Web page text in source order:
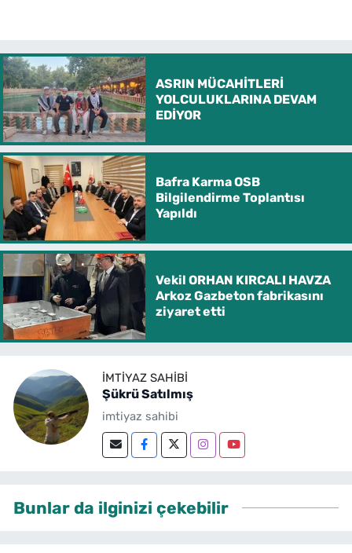
ASRIN MÜCAHİTLERİ
YOLCULUKLARINA DEVAM
EDİYOR
Bafra Karma OSB
Bilgilendirme Toplantısı
Yapıldı
Vekil ORHAN KIRCALI HAVZA
Arkoz Gazbeton fabrikasını
ziyaret etti
IMTIYAZ SAHIBI
Şükrü Satılmış
imtiyaz sahibi
Bunlar da ilginizi çekebilir